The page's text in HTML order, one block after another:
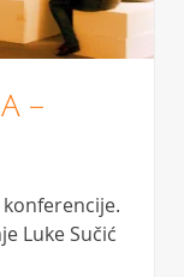
–
Luke Sučić